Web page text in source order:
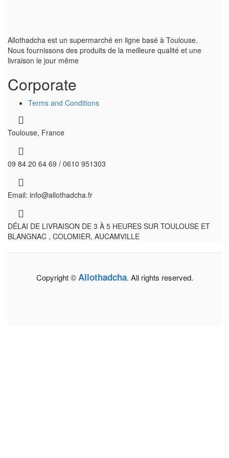
Allothadcha est un supermarché en ligne basé à Toulouse.
Nous fournissons des produits de la meilleure qualité et une
livraison le jour même
Corporate
Terms and Conditions
Toulouse, France
09 84 20 64 69 / 0610 951303
Email: info@allothadcha.fr
DÉLAI DE LIVRAISON DE 3 À 5 HEURES SUR TOULOUSE ET
BLANGNAC , COLOMIER, AUCAMVILLE
Copyright ©Allothadcha. All rights reserved.